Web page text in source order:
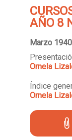
AÑO 8
Marzo 1940
Ornela
Índice
Ornela